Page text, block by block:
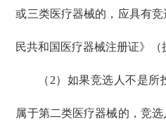
或三类医疗器械的，应具有
民共和国医疗器械注册证》（
（2）如果竞选人不是
属于第二类医疗器械的，竞